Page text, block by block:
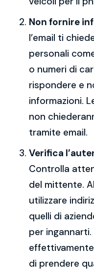
Non fornire
l’email ti
personali
o numeri di
rispondere e
informazioni.
non
tramite email.
Verifica
Controlla
del mittente.
utilizzare
quelli di
per
di prendere